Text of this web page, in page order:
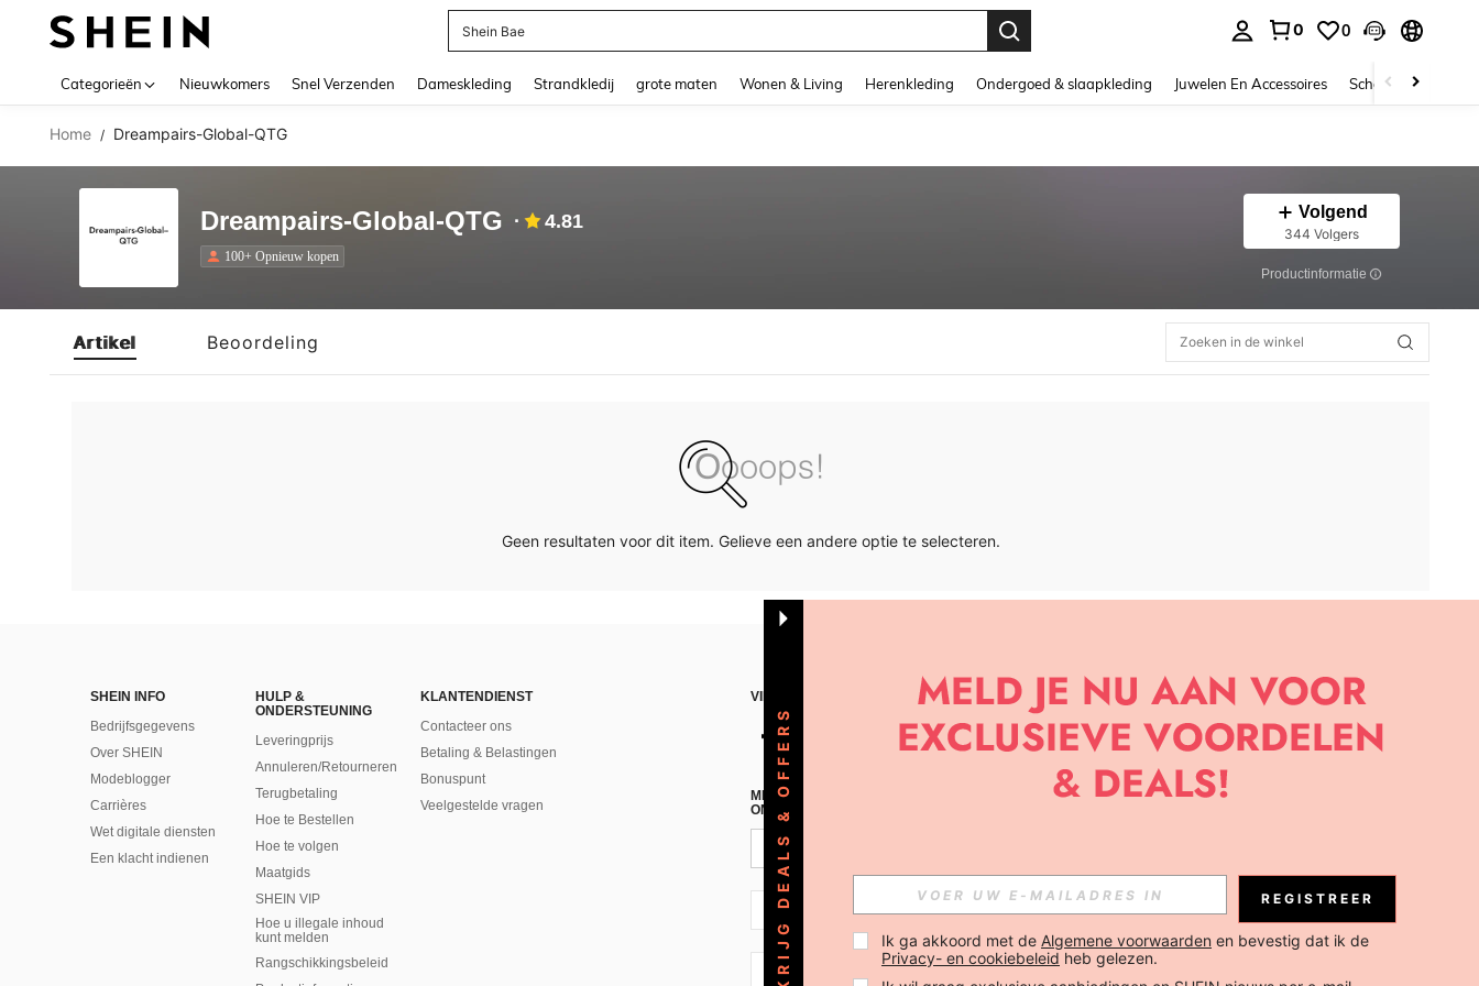
Shein Bae
0 0
Categorieën Nieuwkomers Snel Verzenden Dameskleding Strandkledij grote maten Wonen & Living Herenkleding Ondergoed & slaapkleding Juwelen En Accessoires Schoonheid &
Home / Dreampairs-Global-QTG
Dreampairs-Global-QTG 4.81
100+ Opnieuw kopen
Volgend
344 Volgers
Productinformatie
Artikel Beoordeling
Geen resultaten voor dit item. Gelieve een andere optie te selecteren.
SHEIN INFO
Bedrijfsgegevens
Over SHEIN
Modeblogger
Carrières
Wet digitale diensten
Een klacht indienen
HULP &
ONDERSTEUNING
Leveringprijs
Annuleren/Retourneren
Terugbetaling
Hoe te Bestellen
Hoe te volgen
Maatgids
SHEIN VIP
Hoe u illegale inhoud
kunt melden
Rangschikkingsbeleid
KLANTENDIENST
Contacteer ons
Betaling & Belastingen
Bonuspunt
Veelgestelde vragen
VIND ONS
MELD JE A AN VOOR ONZE NIEUWSBRIEF OM DE LAATSTE NIEUWE TRENDS EN KORTINGEN TE
ONTVANGEN!(AFMELDEN IS MOGELIJK ELK MOMENT).
NL + 31
NL + 31
KRIJG DEALS & OFFERS REGISTREER
Ik ga akkoord met de Algemene voorwaarden en bevestig dat ik de
Privacy- en cookiebeleid heb gelezen.